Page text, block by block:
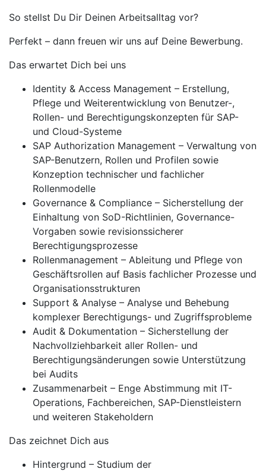
So stellst Du Dir Deinen Arbeitsalltag vor?
Perfekt – dann freuen wir uns auf Deine Bewerbung.
Das erwartet Dich bei uns
Identity & Access Management – Erstellung,
Pflege und Weiterentwicklung von Benutzer-,
Rollen- und Berechtigungskonzepten für SAP-
und Cloud-Systeme
SAP Authorization Management – Verwaltung von
SAP-Benutzern, Rollen und Profilen sowie
Konzeption technischer und fachlicher
Rollenmodelle
Governance & Compliance – Sicherstellung der
Einhaltung von SoD-Richtlinien, Governance-
Vorgaben sowie revisionssicherer
Berechtigungsprozesse
Rollenmanagement – Ableitung und Pflege von
Geschäftsrollen auf Basis fachlicher Prozesse und
Organisationsstrukturen
Support & Analyse – Analyse und Behebung
komplexer Berechtigungs- und Zugriffsprobleme
Audit & Dokumentation – Sicherstellung der
Nachvollziehbarkeit aller Rollen- und
Berechtigungsänderungen sowie Unterstützung
bei Audits
Zusammenarbeit – Enge Abstimmung mit IT-
Operations, Fachbereichen, SAP-Dienstleistern
und weiteren Stakeholdern
Das zeichnet Dich aus
Hintergrund – Studium der